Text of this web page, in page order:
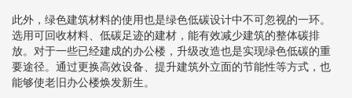
此外，绿色建筑材料的使用也是绿色低碳设计中不可忽视的一环。
选用可回收材料、低碳足迹的建材，能有效减少建筑的整体碳排
放。对于一些已经建成的办公楼，升级改造也是实现绿色低碳的重
要途径。通过更换高效设备、提升建筑外立面的节能性等方式，也
能够使老旧办公楼焕发新生。